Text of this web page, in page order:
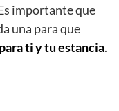
importante que
una para que
ti y tu estancia.